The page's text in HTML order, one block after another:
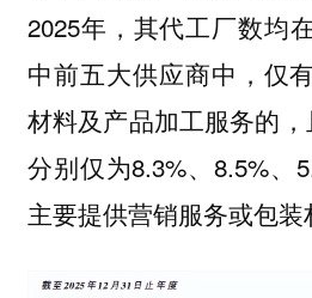
2025年，其代工厂数均
中前五大供应商中，仅
材料及产品加工服务的
分别仅为8.3%、8.5%、
主要提供营销服务或包装